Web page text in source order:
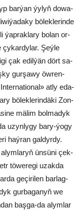
bar­ýan ýy­lyň do­wa­
bö­lek­le­rin­de
ýap­rak­la­ry bo­lan or­
çykardy­lar. Şeý­le
çak edil­ýän dört sa­
gur­şa­wy öw­ren­
at­ly eda­
bö­lek­le­rin­dä­ki Zon­
mä­lim bol­ma­dyk
uzyn­ly­gy ba­ry-ýo­gy
haý­ran gal­dyr­dy.
alym­la­ryň ün­sü­ni çek­
tö­we­re­gi uzak­da
ge­çi­ri­len bar­lag­
gur­ba­ga­nyň we
baş­ga-da alym­lar